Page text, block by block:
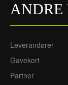
ANDRE
Leverandører
Gavekort
Partner